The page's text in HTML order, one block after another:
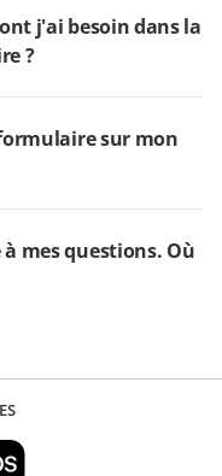
j'ai besoin dans la
?
sur mon
mes questions. Où